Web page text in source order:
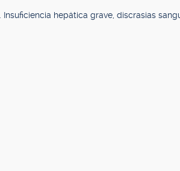
hepática grave, discrasias